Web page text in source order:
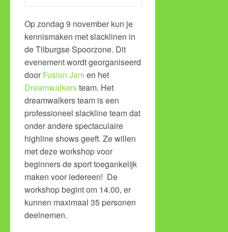
Op zondag 9 november kun je
kennismaken met slacklinen in
de Tilburgse Spoorzone. Dit
evenement wordt georganiseerd
door Fusion Jamen het
Dreamwalkersteam. Het
dreamwalkers team is een
professioneel slackline team dat
onder andere spectaculaire
highline shows geeft. Ze willen
met deze workshop voor
beginners de sport toegankelijk
maken voor iedereen! De
workshop begint om 14.00, er
kunnen maximaal 35 personen
deelnemen.